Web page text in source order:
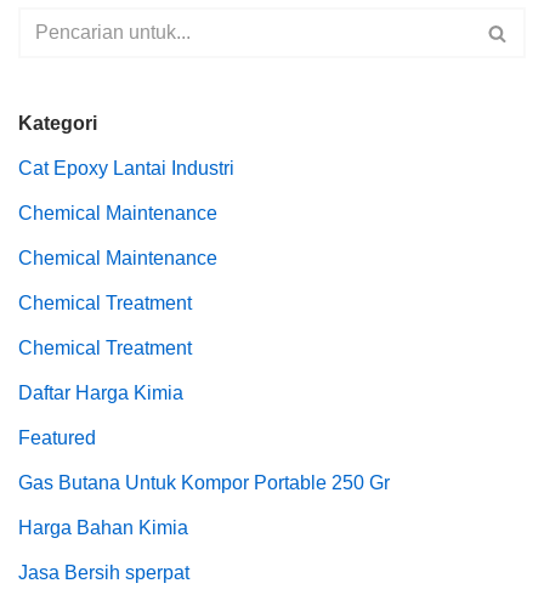
Kategori
Cat Epoxy Lantai Industri
Chemical Maintenance
Chemical Maintenance
Chemical Treatment
Chemical Treatment
Daftar Harga Kimia
Featured
Gas Butana Untuk Kompor Portable 250 Gr
Harga Bahan Kimia
Jasa Bersih sperpat